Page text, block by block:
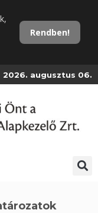
Rendben!
2026. augusztus 06.